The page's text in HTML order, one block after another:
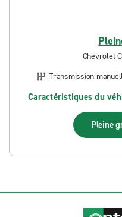
Chevrolet
Transmission
Caractéristiques du
Pleine